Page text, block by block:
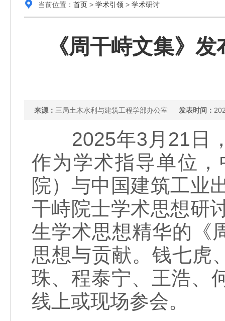
当前位置： 首页> 学术引领> 学术研讨
《周干峙文集》
来源： 三局土木水利与建筑工程学部办公室 发表时间：
2025年3月21日，
作为学术指导单位
院）与中国建筑工业
干峙院士学术思想研
生学术思想精华的《
思想与贡献。钱七虎
珠、程泰宁、王浩、
线上或现场参会。